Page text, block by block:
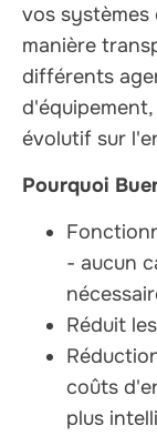
vos
manière
différents
évolutif sur
Pourquoi
- aucun
Réduit
coûts
plus